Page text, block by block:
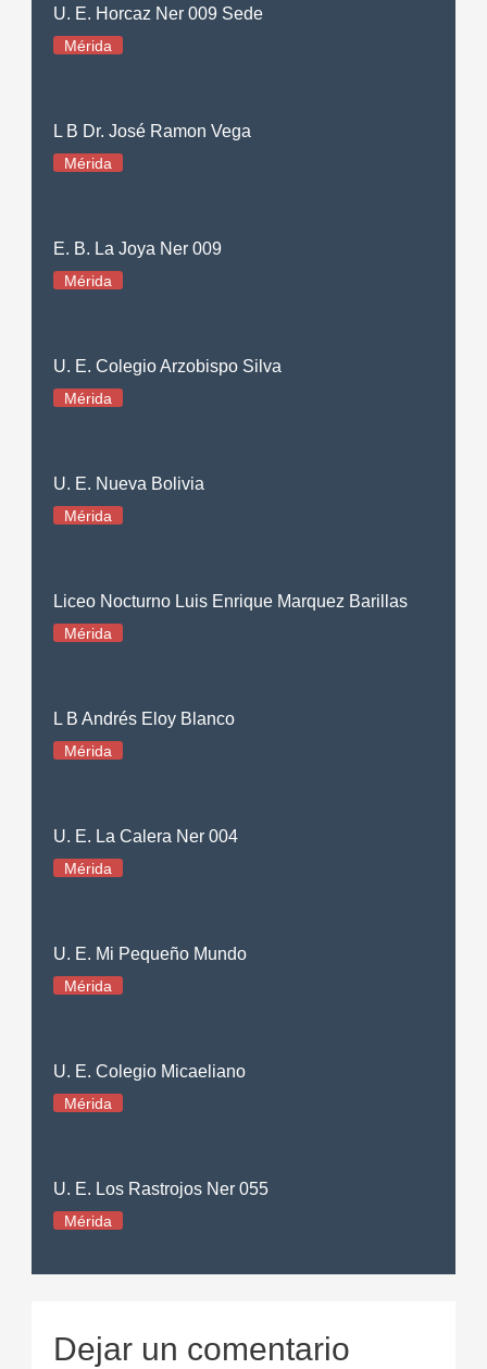
U. E. Horcaz Ner 009 Sede
Mérida
L B Dr. José Ramon Vega
Mérida
E. B. La Joya Ner 009
Mérida
U. E. Colegio Arzobispo Silva
Mérida
U. E. Nueva Bolivia
Mérida
Liceo Nocturno Luis Enrique Marquez Barillas
Mérida
L B Andrés Eloy Blanco
Mérida
U. E. La Calera Ner 004
Mérida
U. E. Mi Pequeño Mundo
Mérida
U. E. Colegio Micaeliano
Mérida
U. E. Los Rastrojos Ner 055
Mérida
Dejar un comentario